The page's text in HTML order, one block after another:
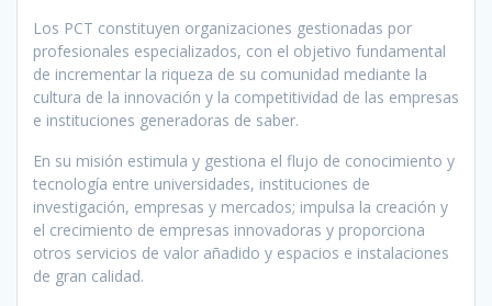
Los PCT constituyen organizaciones gestionadas por
profesionales especializados, con el objetivo fundamental
de incrementar la riqueza de su comunidad mediante la
cultura de la innovación y la competitividad de las empresas
e instituciones generadoras de saber.
En su misión estimula y gestiona el flujo de conocimiento y
tecnología entre universidades, instituciones de
investigación, empresas y mercados; impulsa la creación y
el crecimiento de empresas innovadoras y proporciona
otros servicios de valor añadido y espacios e instalaciones
de gran calidad.